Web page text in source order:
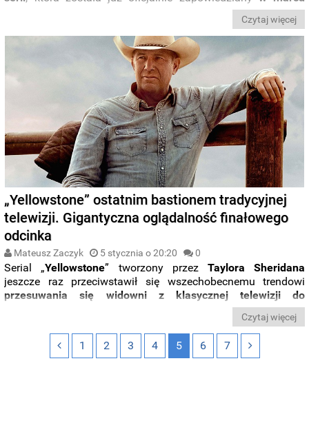
. Kiedy możemy spodziewać się piątego sezonu
Czytaj więcej
„Yellowstone” ostatnim bastionem tradycyjnej
telewizji. Gigantyczna oglądalność finałowego
odcinka
Mateusz Zaczyk 5 stycznia o 20:20 0
Serial „Yellowstone” tworzony przezTaylora
Sheridana
jeszcze raz przeciwstawił się wszechobecnemu trendowi
przesuwania się widowni z klasycznej telewizji do
. Finałowy odcinek czwartego sezonu zaliczył
mały ekran nie widział od
ponad czterech lat.
Czytaj więcej
1 2 3 4 5 6 7